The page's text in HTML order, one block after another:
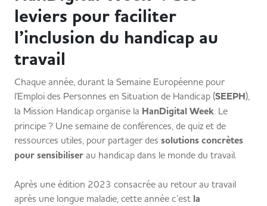
leviers pour faciliter
l’inclusion du handicap au
travail
Chaque année, durant la Semaine Européenne pour
l'Emploi des Personnes en Situation de Handicap (SEEPH),
la Mission Handicap organise la HanDigital Week. Le
principe ? Une semaine de conférences, de quiz et de
ressources utiles, pour partager des solutions concrètes
pour sensibiliser au handicap dans le monde du travail.
Après une édition 2023 consacrée au retour au travail
après une longue maladie, cette année c’est la